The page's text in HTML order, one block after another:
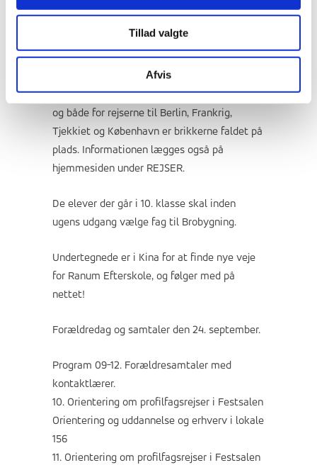
Tillad valgte
Afvis
I den kommende uge holder vi igen fokus på
den boglige undervisning og i profilfagene vil
eleverne få information om de forestående
profilfagsrejser i uge 41. Spændingen er i top
og både for rejserne til Berlin, Frankrig,
Tjekkiet og København er brikkerne faldet på
plads. Informationen lægges også på
hjemmesiden under REJSER.
De elever der går i 10. klasse skal inden
ugens udgang vælge fag til Brobygning.
Undertegnede er i Kina for at finde nye veje
for Ranum Efterskole, og følger med på
nettet!
Forældredag og samtaler den 24. september.
Program 09-12. Forældresamtaler med
kontaktlærer.
10. Orientering om profilfagsrejser i Festsalen
Orientering og uddannelse og erhverv i lokale
156
11. Orientering om profilfagsrejser i Festsalen